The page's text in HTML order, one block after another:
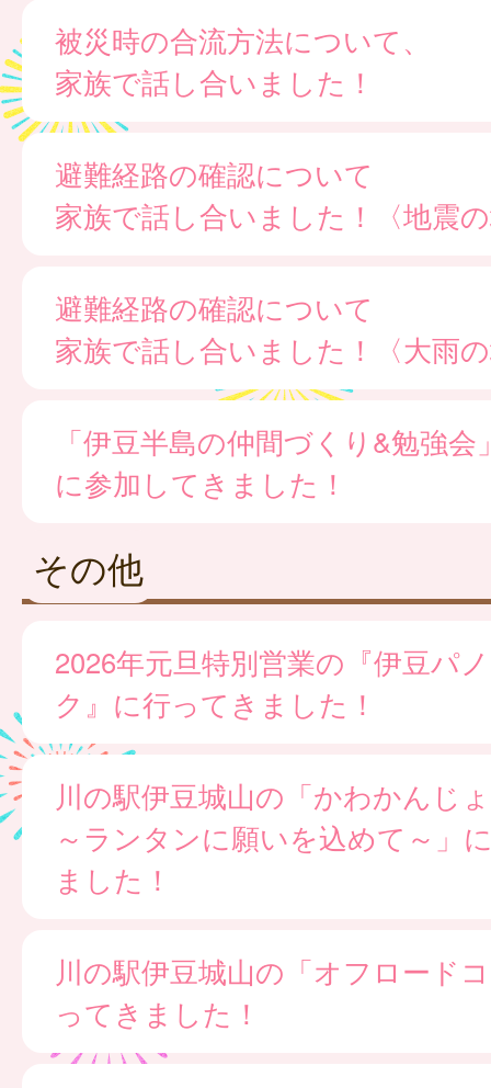
被災時の合流方法について、
家族で話し合いました！
避難経路の確認について
家族で話し合いました！〈地震
避難経路の確認について
家族で話し合いました！〈大雨
「伊豆半島の仲間づくり&勉強会
に参加してきました！
その他
2026年元旦特別営業の『伊豆パ
ク』に行ってきました！
川の駅伊豆城山の「かわかんじ
～ランタンに願いを込めて～」
ました！
川の駅伊豆城山の「オフロード
ってきました！